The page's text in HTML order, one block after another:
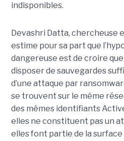
indisponibles.
Devashri Datta, chercheuse
estime pour sa part que
dangereuse est de croire
disposer de sauvegardes
d’une attaque par
se trouvent sur le même
des mêmes identifiants
elles ne constituent pas un
elles font partie de la surface